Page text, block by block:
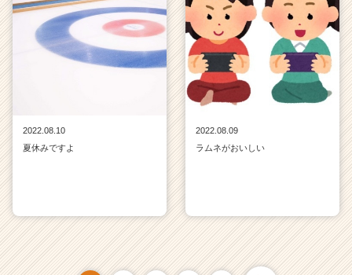
2022.08.10
夏休みですよ
2022.08.09
ラムネがおいしい